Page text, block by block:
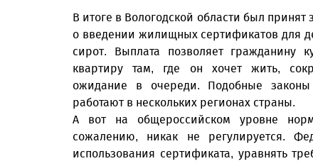
В итоге в Вологодской области был принят
о введении жилищных сертификатов для
сирот. Выплата позволяет гражданину
квартиру там, где он хочет жить,
ожидание в очереди. Подобные
работают в нескольких регионах страны.
А вот на общероссийском уровне
сожалению, никак не регулируется.
использования сертификата, уравнять